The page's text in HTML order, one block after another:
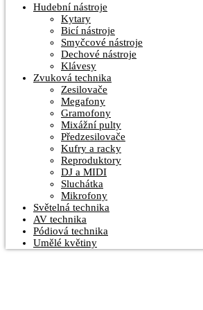
Hudební nástroje
Kytary
Bicí nástroje
Smyčcové nástroje
Dechové nástroje
Klávesy
Zvuková technika
Zesilovače
Megafony
Gramofony
Mixážní pulty
Předzesilovače
Kufry a racky
Reproduktory
DJ a MIDI
Sluchátka
Mikrofony
Světelná technika
AV technika
Pódiová technika
Umělé květiny